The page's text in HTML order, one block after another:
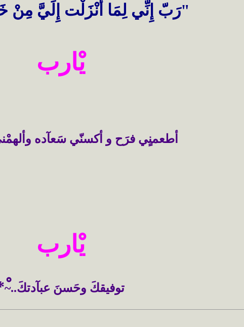
"رَبّ إِنِّي لِمَا أَنْزَلْت إِلَيَّ مِنْ
يْارب
أطعمنٍي فرَح و أكسنّي سَعآده
يْارب
توفيقكَ وحَسنَ عبآدتكَ..~